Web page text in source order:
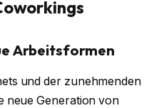
Arbeitsformen
und der zunehmenden
neue Generation von